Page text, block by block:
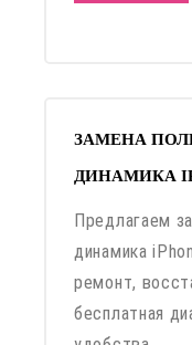
ЗАМЕНА
ДИНАМИКА
Предлагаем
динамика
ремонт,
бесплатная